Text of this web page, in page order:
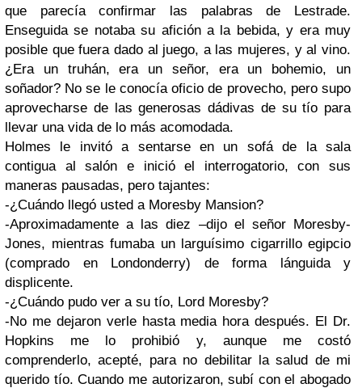
que parecía confirmar las palabras de Lestrade.
Enseguida se notaba su afición a la bebida, y era muy
posible que fuera dado al juego, a las mujeres, y al vino.
¿Era un truhán, era un señor, era un bohemio, un
soñador? No se le conocía oficio de provecho, pero supo
aprovecharse de las generosas dádivas de su tío para
llevar una vida de lo más acomodada.
Holmes le invitó a sentarse en un sofá de la sala
contigua al salón e inició el interrogatorio, con sus
maneras pausadas, pero tajantes:
-¿Cuándo llegó usted a Moresby Mansion?
-Aproximadamente a las diez –dijo el señor Moresby-
Jones, mientras fumaba un larguísimo cigarrillo egipcio
(comprado en Londonderry) de forma lánguida y
displicente.
-¿Cuándo pudo ver a su tío, Lord Moresby?
-No me dejaron verle hasta media hora después. El Dr.
Hopkins me lo prohibió y, aunque me costó
comprenderlo, acepté, para no debilitar la salud de mi
querido tío. Cuando me autorizaron, subí con el abogado